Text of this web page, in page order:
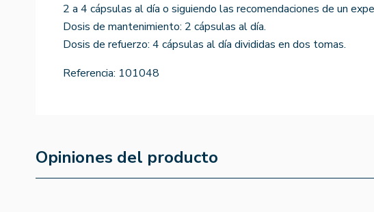
2 a 4 cápsulas al día o siguiendo las recomendaciones de un
Dosis de mantenimiento: 2 cápsulas al día.
Dosis de refuerzo: 4 cápsulas al día divididas en dos tomas.
Referencia: 101048
Opiniones del producto